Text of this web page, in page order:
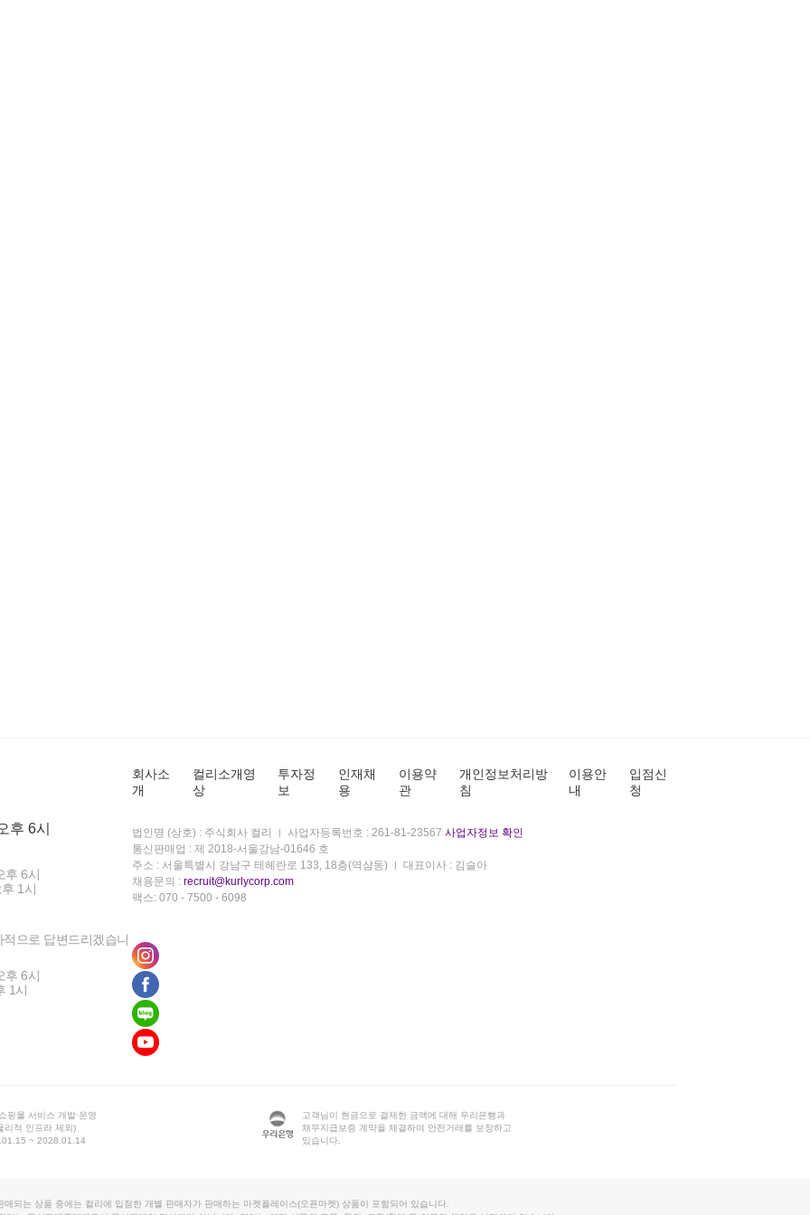
후 6시
후 6시
1시
으로 답변드리겠습니
후 6시
1시
회사소
개
컬리소개영
상
투자정
보
인재채
용
이용약
관
개인정보처리방
침
이용안
내
입점신
청
법인명 (상호) : 주식회사 컬리 사업자등록번호 : 261-81-23567 사업자정보 확인
통신판매업 : 제 2018-서울강남-01646 호
주소 : 서울특별시 강남구 테헤란로 133, 18층(역삼동)
대표이사 : 김슬아
채용문의 : recruit@kurlycorp.com
팩스: 070 - 7500 - 6098
핑몰 서비스 개발·운영
리적 인프라 제외)
~ 2028.01.14
고객님이 현금으로 결제한 금액에 대해 우리은행과
채무지급보증 계약을 체결하여 안전거래를 보장하고
있습니다.
매되는 상품 중에는 컬리에 입점한 개별 판매자가 판매하는 마켓플레이스(오픈마켓) 상품이 포함되어 있습니다.